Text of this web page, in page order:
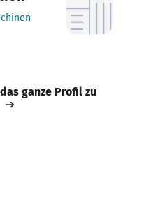
ganze Profil zu